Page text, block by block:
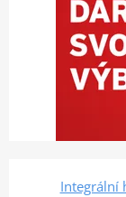
Integrální